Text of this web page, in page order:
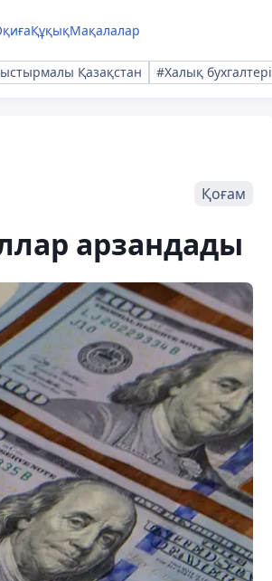
ҚұқықМақалалар
Қазақстан #Халық бухгалтері
Қоғам
арзандады